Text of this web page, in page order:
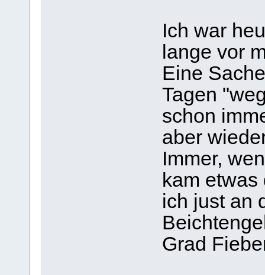
Ich war
lange vor
Eine
Tagen
schon
aber
Immer,
kam
ich just an
Grad